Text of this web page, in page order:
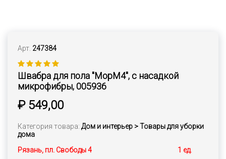
Арт. 247384
Швабра для пола "MopM4", с насадкой
микрофибры, 005936
₽ 549,00
Категория товара: Дом и интерьер > Товары для уборки
дома
Рязань, пл. Свободы 4
1 ед.